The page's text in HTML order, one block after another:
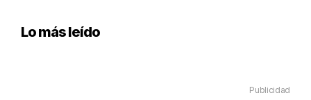
Lo más leído
Publicidad